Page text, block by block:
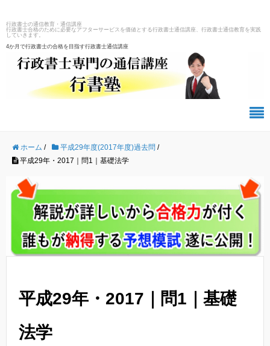
行政書士の通信教育・通信講座
行政書士合格のために必要なアフターサービスを価値とする行政書士通信講座、行政書士通信教育を実践
していきます。
4か月で行政書士の合格を目指す行政書士通信講座
ホーム / 平成29年度(2017年度)過去問 /
平成29年・2017｜問1｜基礎法学
平成29年・2017｜問1｜基礎
法学